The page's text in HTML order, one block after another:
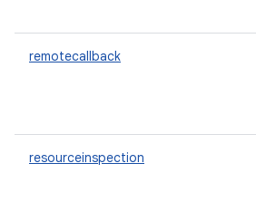
remotecallback
resourceinspection